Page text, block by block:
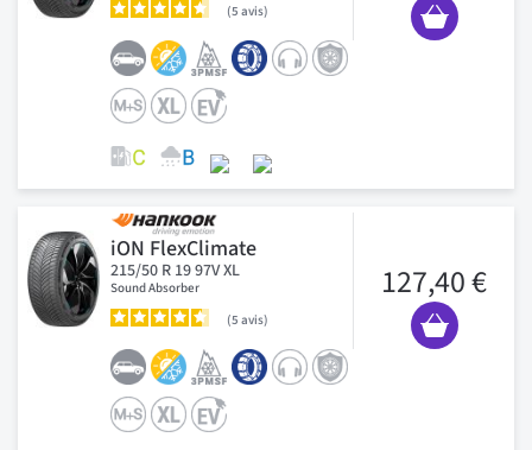
5 avis
iON FlexClimate
215/50 R 19 97V XL
Sound Absorber
5 avis
127,40 €